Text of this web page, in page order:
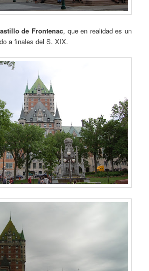
de Frontenac, que en realidad es un
a finales del S. XIX.